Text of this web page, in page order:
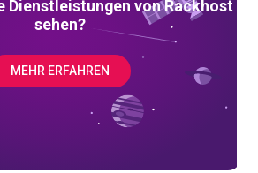
Dienstleistungen von Rackhost
sehen?
MEHR ERFAHREN